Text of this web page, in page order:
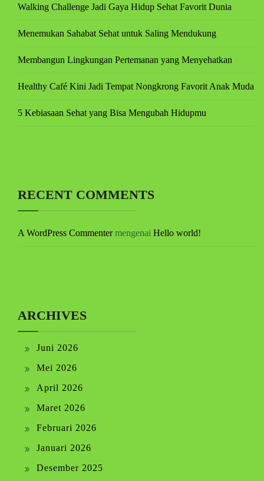
Walking Challenge Jadi Gaya Hidup Sehat Favorit Dunia
Menemukan Sahabat Sehat untuk Saling Mendukung
Membangun Lingkungan Pertemanan yang Menyehatkan
Healthy Café Kini Jadi Tempat Nongkrong Favorit Anak Muda
5 Kebiasaan Sehat yang Bisa Mengubah Hidupmu
RECENT COMMENTS
A WordPress Commentermengenai Hello world!
ARCHIVES
Juni 2026
Mei 2026
April 2026
Maret 2026
Februari 2026
Januari 2026
Desember 2025